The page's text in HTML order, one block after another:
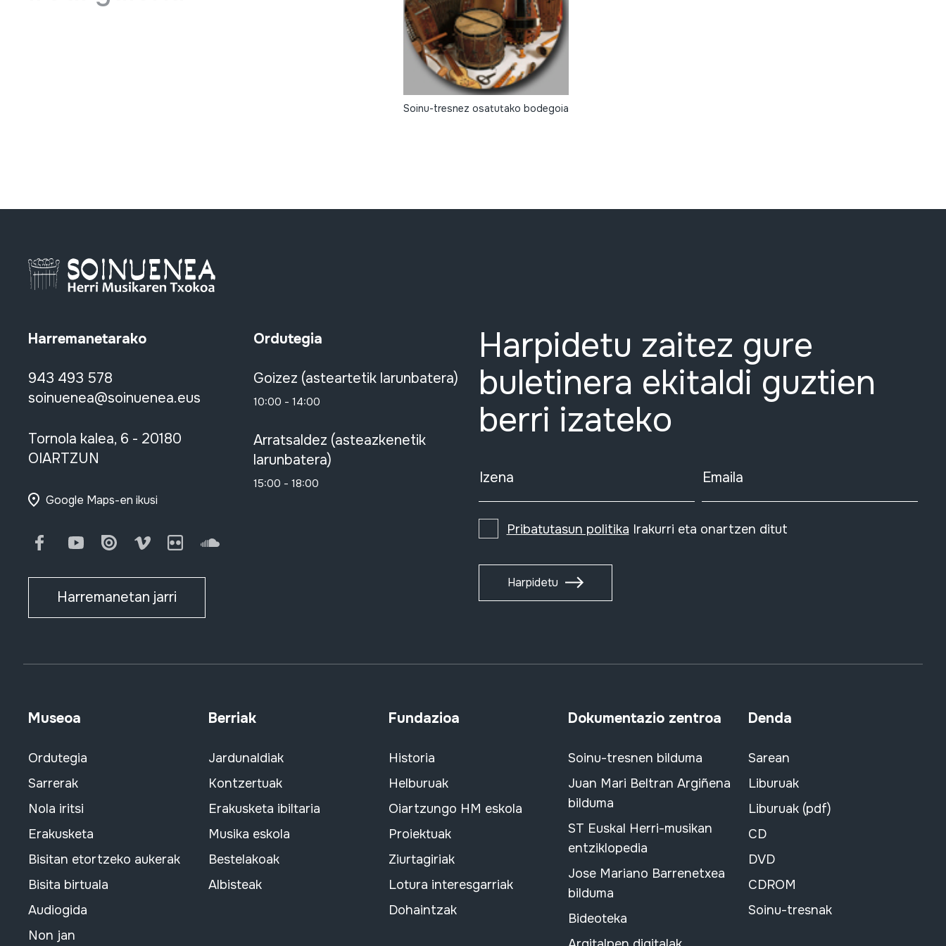
Soinu-tresnez osatutako bodegoia
Harremanetarako
943 493 578
soinuenea@soinuenea.eus
Tornola kalea, 6 - 20180
OIARTZUN
Google Maps-en ikusi
FacebookYoutubeIssuu Vimeo FlickrSoundCloud
Harremanetan jarri
Ordutegia
Goizez (asteartetik larunbatera)
10:00 - 14:00
Arratsaldez (asteazkenetik
larunbatera)
15:00 - 18:00
Harpidetu zaitez gure
buletinera ekitaldi guztien
berri izateko
Izena Emaila
Pribatutasun politika Irakurri eta onartzen ditut
Harpidetu
Museoa
Ordutegia
Sarrerak
Nola iritsi
Erakusketa
Bisitan etortzeko aukerak
Bisita birtuala
Audiogida
Non jan
Berriak
Jardunaldiak
Kontzertuak
Erakusketa ibiltaria
Musika eskola
Bestelakoak
Albisteak
Fundazioa
Historia
Helburuak
Oiartzungo HM eskola
Proiektuak
Ziurtagiriak
Lotura interesgarriak
Dohaintzak
Dokumentazio zentroa
Soinu-tresnen bilduma
Juan Mari Beltran Argiñena
bilduma
ST Euskal Herri-musikan
entziklopedia
Jose Mariano Barrenetxea
bilduma
Bideoteka
Denda
Sarean
Liburuak
Liburuak (pdf)
CD
DVD
CDROM
Soinu-tresnak